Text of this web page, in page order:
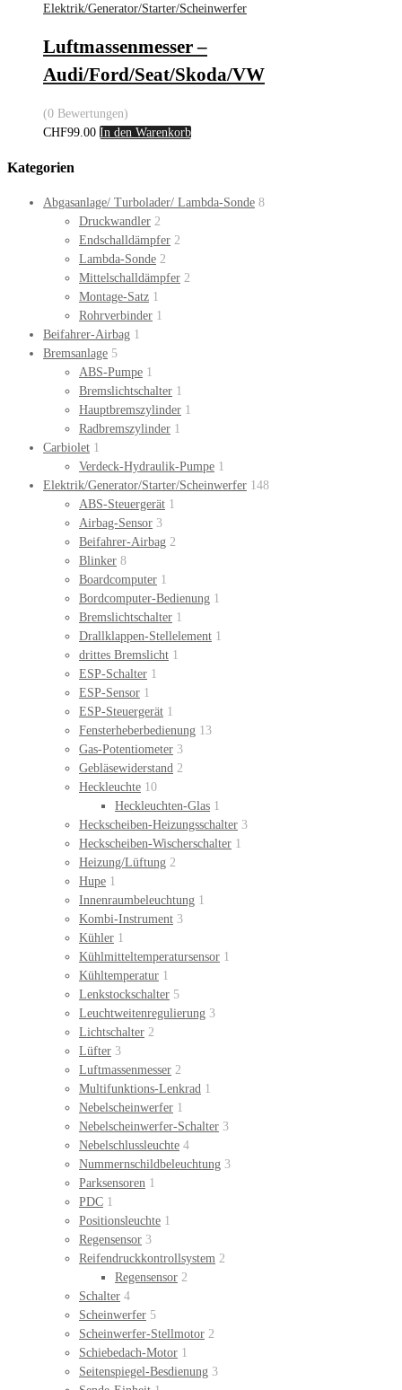
Elektrik/Generator/Starter/Scheinwerfer
Luftmassenmesser –
Audi/Ford/Seat/Skoda/VW
(0 Bewertungen)
CHF99.00 In den Warenkorb
Kategorien
Abgasanlage/ Turbolader/ Lambda-Sonde 8
Druckwandler 2
Endschalldämpfer 2
Lambda-Sonde 2
Mittelschalldämpfer 2
Montage-Satz 1
Rohrverbinder 1
Beifahrer-Airbag 1
Bremsanlage 5
ABS-Pumpe 1
Bremslichtschalter 1
Hauptbremszylinder 1
Radbremszylinder 1
Carbiolet 1
Verdeck-Hydraulik-Pumpe 1
Elektrik/Generator/Starter/Scheinwerfer 148
ABS-Steuergerät 1
Airbag-Sensor 3
Beifahrer-Airbag 2
Blinker 8
Boardcomputer 1
Bordcomputer-Bedienung 1
Bremslichtschalter 1
Drallklappen-Stellelement 1
drittes Bremslicht 1
ESP-Schalter 1
ESP-Sensor 1
ESP-Steuergerät 1
Fensterheberbedienung 13
Gas-Potentiometer 3
Gebläsewiderstand 2
Heckleuchte 10
Heckleuchten-Glas 1
Heckscheiben-Heizungsschalter 3
Heckscheiben-Wischerschalter 1
Heizung/Lüftung 2
Hupe 1
Innenraumbeleuchtung 1
Kombi-Instrument 3
Kühler 1
Kühlmitteltemperatursensor 1
Kühltemperatur 1
Lenkstockschalter 5
Leuchtweitenregulierung 3
Lichtschalter 2
Lüfter 3
Luftmassenmesser 2
Multifunktions-Lenkrad 1
Nebelscheinwerfer 1
Nebelscheinwerfer-Schalter 3
Nebelschlussleuchte 4
Nummernschildbeleuchtung 3
Parksensoren 1
PDC 1
Positionsleuchte 1
Regensensor 3
Reifendruckkontrollsystem 2
Regensensor 2
Schalter 4
Scheinwerfer 5
Scheinwerfer-Stellmotor 2
Schiebedach-Motor 1
Seitenspiegel-Besdienung 3